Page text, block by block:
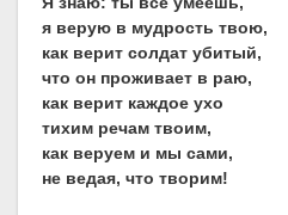
я верую в мудрость твою,
как верит солдат убитый,
что он проживает в раю,
как верит каждое ухо
тихим речам твоим,
как веруем и мы сами,
не ведая, что творим!